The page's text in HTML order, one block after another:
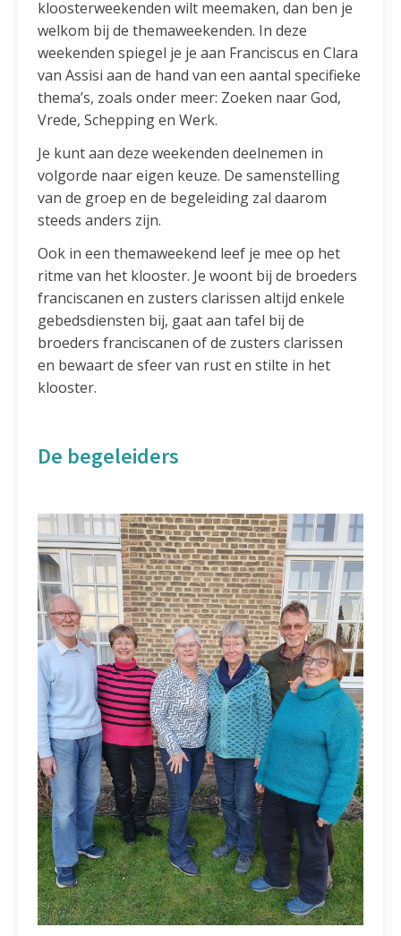
kloosterweekenden wilt meemaken, dan ben je
welkom bij de themaweekenden. In deze
weekenden spiegel je je aan Franciscus en Clara
van Assisi aan de hand van een aantal specifieke
thema’s, zoals onder meer: Zoeken naar God,
Vrede, Schepping en Werk.
Je kunt aan deze weekenden deelnemen in
volgorde naar eigen keuze. De samenstelling
van de groep en de begeleiding zal daarom
steeds anders zijn.
Ook in een themaweekend leef je mee op het
ritme van het klooster. Je woont bij de broeders
franciscanen en zusters clarissen altijd enkele
gebedsdiensten bij, gaat aan tafel bij de
broeders franciscanen of de zusters clarissen
en bewaart de sfeer van rust en stilte in het
klooster.
De begeleiders